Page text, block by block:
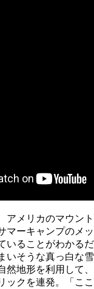
アメリカのマウン
マーキャンプのメ
いることがわかる
いそうな真っ白な
然地形を利用して
ックを連発。「こ